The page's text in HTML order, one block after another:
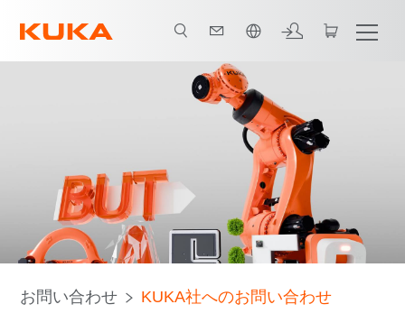
お問い合わせ KUKA社へのお問い合わせ